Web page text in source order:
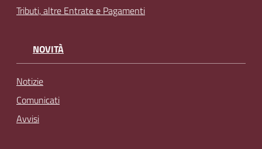
Tributi, altre Entrate e Pagamenti
NOVITÀ
Notizie
Comunicati
Avvisi